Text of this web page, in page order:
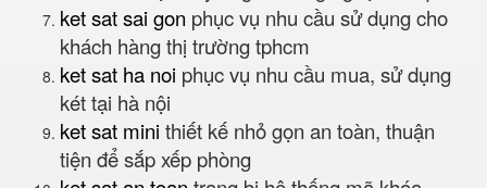
ket sat sai gon phục vụ nhu cầu sử dụng cho
khách hàng thị trường tphcm
ket sat ha noi phục vụ nhu cầu mua, sử dụng
két tại hà nội
ket sat mini thiết kế nhỏ gọn an toàn, thuận
tiện để sắp xếp phòng